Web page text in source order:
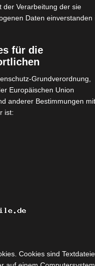
VON
der Verarbeitung der sie
Daten einverstanden
für die
Grundverordnung,
Europäischen Union
anderer Bestimmungen mit
ist:
Cookies sind